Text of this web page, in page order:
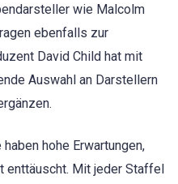
wie Malcolm
ebenfalls zur
David Child hat mit
Auswahl an Darstellern
hohe Erwartungen,
enttäuscht. Mit jeder Staffel